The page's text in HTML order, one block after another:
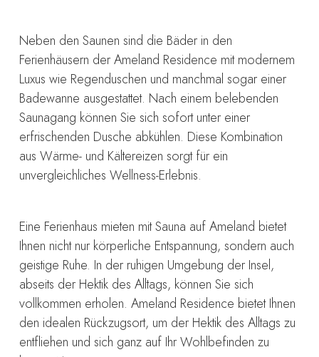
Neben den Saunen sind die Bäder in den
Ferienhäusern der Ameland Residence mit modernem
Luxus wie Regenduschen und manchmal sogar einer
Badewanne ausgestattet. Nach einem belebenden
Saunagang können Sie sich sofort unter einer
erfrischenden Dusche abkühlen. Diese Kombination
aus Wärme- und Kältereizen sorgt für ein
unvergleichliches Wellness-Erlebnis.
Eine Ferienhaus mieten mit Sauna auf Ameland bietet
Ihnen nicht nur körperliche Entspannung, sondern auch
geistige Ruhe. In der ruhigen Umgebung der Insel,
abseits der Hektik des Alltags, können Sie sich
vollkommen erholen. Ameland Residence bietet Ihnen
den idealen Rückzugsort, um der Hektik des Alltags zu
entfliehen und sich ganz auf Ihr Wohlbefinden zu